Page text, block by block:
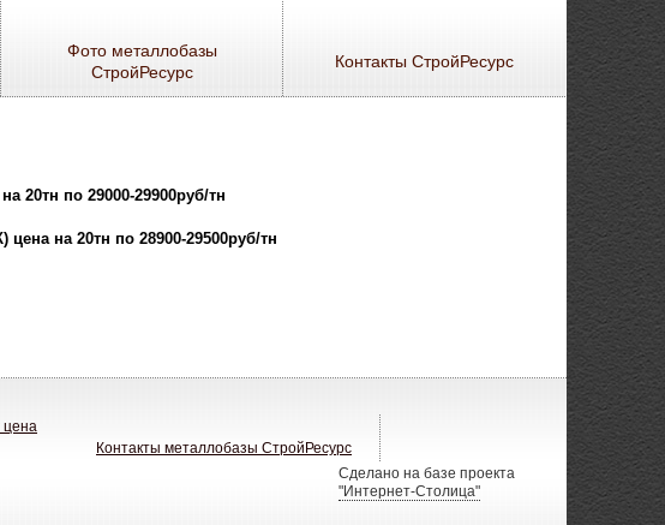
Фото металлобазы
СтройРесурс
Контакты СтройРесурс
20тн по 29000-29900руб/тн
на 20тн по 28900-29500руб/тн
цена
Контакты металлобазы СтройРесурс
Сделано на базе проекта
"Интернет-Столица"